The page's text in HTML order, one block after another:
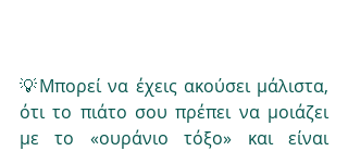
💡Μπορεί να έχεις ακούσει μάλιστα,
ότι το πιάτο σου πρέπει να μοιάζει
με το «ουράνιο τόξο» και είναι